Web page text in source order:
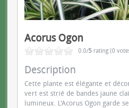
Acorus Ogon
0.0/5 rating (0
Description
Cette plante est élégante et
vert est strié de bandes jaune
lumineux. L'Acorus Ogon garde